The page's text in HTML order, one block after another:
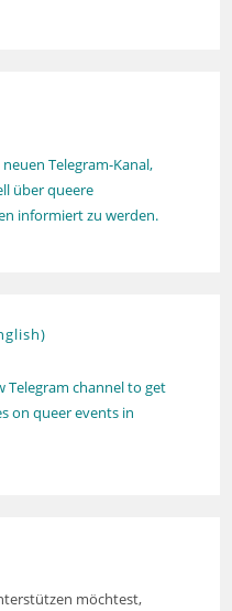
Telegram-Kanal,
über queere
informiert zu werden.
Telegram channel to get
on queer events in
möchtest,